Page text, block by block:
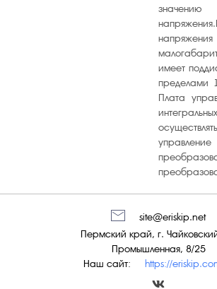
значению
имеет
пределами
Плата
Наш сайт: https://
Пермский край, г.
Промышленная, 8/25
site@eriskip.net